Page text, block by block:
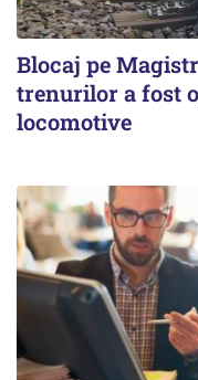
Blocaj pe
trenurilor a fost
locomotive